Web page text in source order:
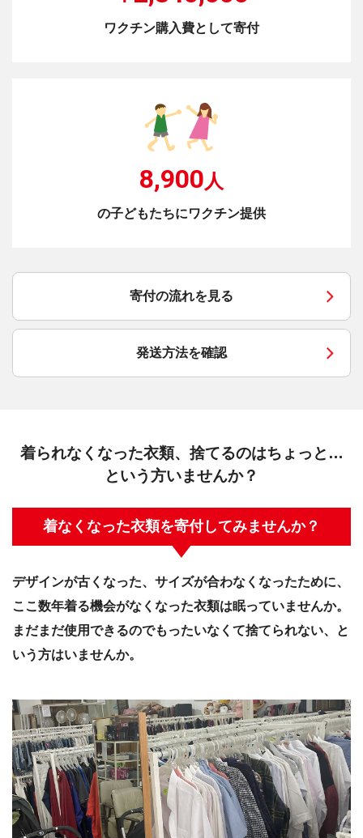
ワクチン購入費として寄付
8,900人
の子どもたちにワクチン提供
寄付の流れを見る
発送方法を確認
着られなくなった衣類、捨てるのはちょっと…
という方いませんか？
着なくなった衣類を寄付してみませんか？
デザインが古くなった、サイズが合わなくなったために、
ここ数年着る機会がなくなった衣類は眠っていませんか。
まだまだ使用できるのでもったいなくて捨てられない、と
いう方はいませんか。